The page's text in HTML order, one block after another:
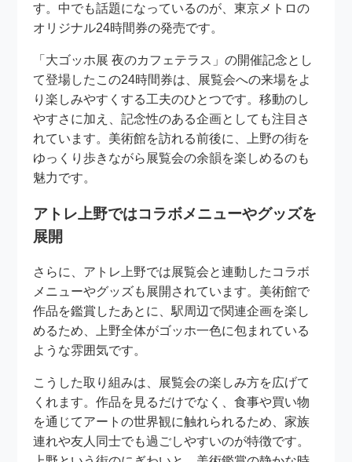
す。中でも話題になっているのが、東京メトロの
オリジナル24時間券の発売です。
「大ゴッホ展 夜のカフェテラス」の開催記念とし
て登場したこの24時間券は、展覧会への来場をよ
り楽しみやすくする工夫のひとつです。移動のし
やすさに加え、記念性のある企画としても注目さ
れています。美術館を訪れる前後に、上野の街を
ゆっくり歩きながら展覧会の余韻を楽しめるのも
魅力です。
アトレ上野ではコラボメニューやグッズを
展開
さらに、アトレ上野では展覧会と連動したコラボ
メニューやグッズも展開されています。美術館で
作品を鑑賞したあとに、駅周辺で関連企画を楽し
めるため、上野全体がゴッホ一色に包まれている
ような雰囲気です。
こうした取り組みは、展覧会の楽しみ方を広げて
くれます。作品を見るだけでなく、食事や買い物
を通じてアートの世界観に触れられるため、家族
連れや友人同士でも過ごしやすいのが特徴です。